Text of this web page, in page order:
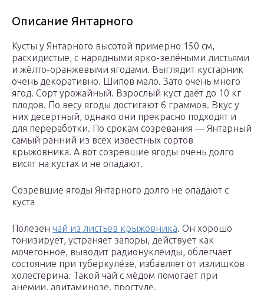
Описание Янтарного
Кусты у Янтарного высотой примерно 150 см,
раскидистые, с нарядными ярко-зелёными листьями
и жёлто-оранжевыми ягодами. Выглядит кустарник
очень декоративно. Шипов мало. Зато очень много
ягод. Сорт урожайный. Взрослый куст даёт до 10 кг
плодов. По весу ягоды достигают 6 граммов. Вкус у
них десертный, однако они прекрасно подходят и
для переработки. По срокам созревания — Янтарный
самый ранний из всех известных сортов
крыжовника. А вот созревшие ягоды очень долго
висят на кустах и не опадают.
Созревшие ягоды Янтарного долго не опадают с
куста
Полезен чай из листьев крыжовника. Он хорошо
тонизирует, устраняет запоры, действует как
мочегонное, выводит радионуклеиды, облегчает
состояние при туберкулёзе, избавляет от излишков
холестерина. Такой чай с мёдом помогает при
анемии, авитаминозе, простуде.